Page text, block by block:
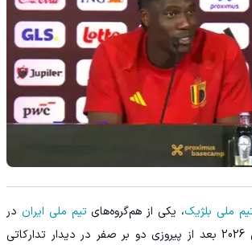
ملی بلژیک، یکی از هم‌گروه‌هایتیم ملی ایران در
رقابت‌های جام جهانی 2026 بعد از پیروزی دو بر صفر در دیدار تدارکاتی